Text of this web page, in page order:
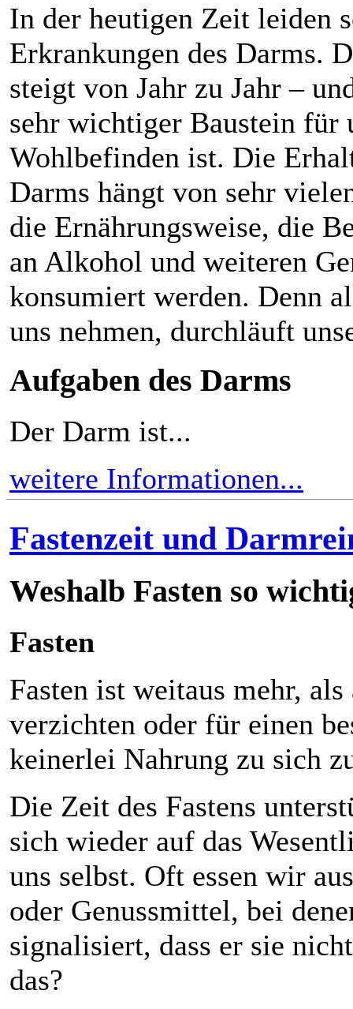
In der heutigen Zeit leiden
Erkrankungen des Darms.
steigt von Jahr zu Jahr –
sehr wichtiger Baustein für
Wohlbefinden ist. Die
Darms hängt von sehr
die Ernährungsweise, die
an Alkohol und weiteren
konsumiert werden. Denn
uns nehmen, durchläuft
Aufgaben des Darms
Der Darm ist...
weitere Informationen...
Fastenzeit und
Weshalb Fasten so
Fasten
Fasten ist weitaus mehr,
verzichten oder für einen
keinerlei Nahrung zu sich
Die Zeit des Fastens
sich wieder auf das
uns selbst. Oft essen wir
oder Genussmittel, bei
signalisiert, dass er sie
das?